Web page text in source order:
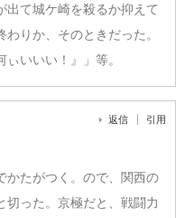
出て城ケ崎を殺るか抑えて
りか、そのときだった。
いいい！』」等。
返信 引用
かたがつく。ので、関西の
切った。京極だと、戦闘力